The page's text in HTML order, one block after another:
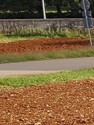
ima potencijalno
ne može se izravno
a kompostiranje se
i osigurala
opremljenima sustavima
započinje
kompresor
prati na više razina, dok